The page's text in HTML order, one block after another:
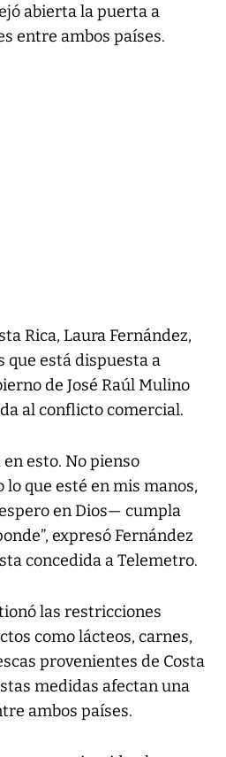
abierta la puerta a
entre ambos países.
Rica, Laura Fernández,
que está dispuesta a
de José Raúl Mulino
al conflicto comercial.
esto. No pienso
que esté en mis manos,
en Dios— cumpla
expresó Fernández
concedida a Telemetro.
las restricciones
como lácteos, carnes,
provenientes de Costa
medidas afectan una
ambos países.